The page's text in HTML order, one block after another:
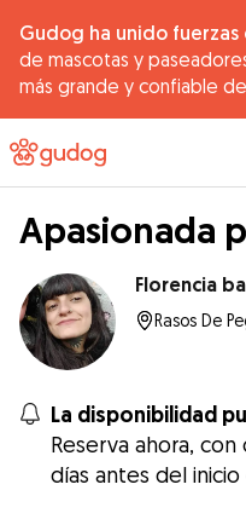
Gudog ha unido fuerzas
de mascotas y
más grande y confiable
Apasionada
Florencia
Rasos De
La disponibilidad
Reserva ahora,
días antes del